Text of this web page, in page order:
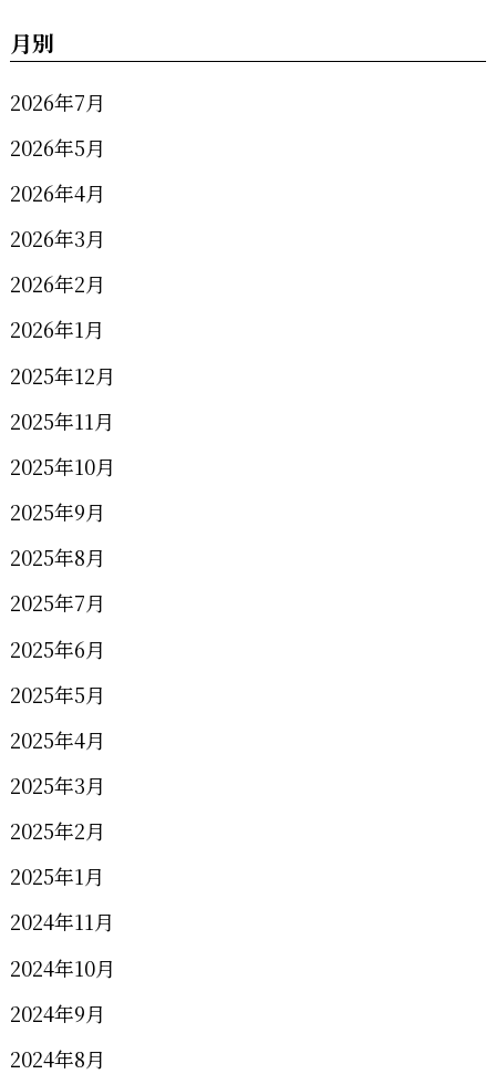
月別
2026年7月
2026年5月
2026年4月
2026年3月
2026年2月
2026年1月
2025年12月
2025年11月
2025年10月
2025年9月
2025年8月
2025年7月
2025年6月
2025年5月
2025年4月
2025年3月
2025年2月
2025年1月
2024年11月
2024年10月
2024年9月
2024年8月